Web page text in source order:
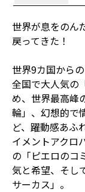
世界が息をのん
戻ってきた！
世界9カ国から
全国で大人気の
め、世界最高峰
輪」、幻想的で
ど、躍動感あふ
イメントアクロ
の「ピエロのコ
気と希望、そし
サーカス」。